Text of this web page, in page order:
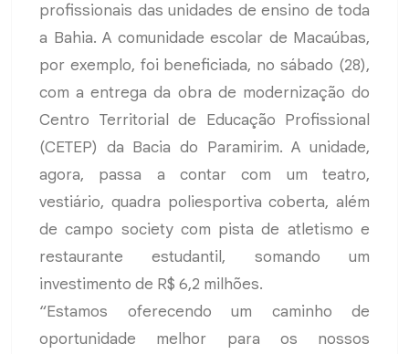
profissionais das unidades de ensino de toda
a Bahia. A comunidade escolar de Macaúbas,
por exemplo, foi beneficiada, no sábado (28),
com a entrega da obra de modernização do
Centro Territorial de Educação Profissional
(CETEP) da Bacia do Paramirim. A unidade,
agora, passa a contar com um teatro,
vestiário, quadra poliesportiva coberta, além
de campo society com pista de atletismo e
restaurante estudantil, somando um
investimento de R$ 6,2 milhões.
“Estamos oferecendo um caminho de
oportunidade melhor para os nossos